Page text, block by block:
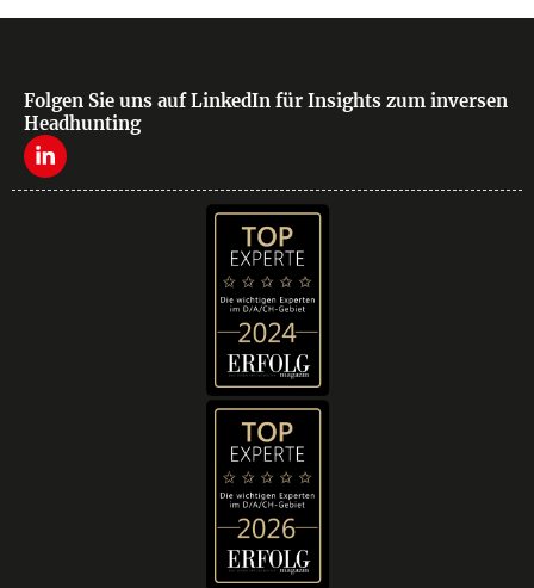
Folgen Sie uns auf LinkedIn für Insights zum inversen
Headhunting